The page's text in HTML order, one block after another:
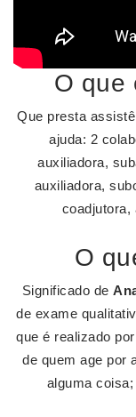
O que
Que presta
ajuda: 2
auxiliadora,
auxiliadora,
coadjutora,
O
Significado de
de exame
que é realizado
de quem age por
alguma